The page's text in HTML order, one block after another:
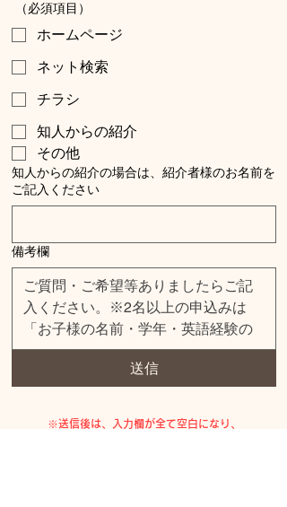
（必須項目）
ホームページ
ネット検索
チラシ
知人からの紹介
その他
知人からの紹介の場合は、紹介者様のお名前を
ご記入ください
備考欄
送信
​※送信後は、入力欄が全て空白になり、